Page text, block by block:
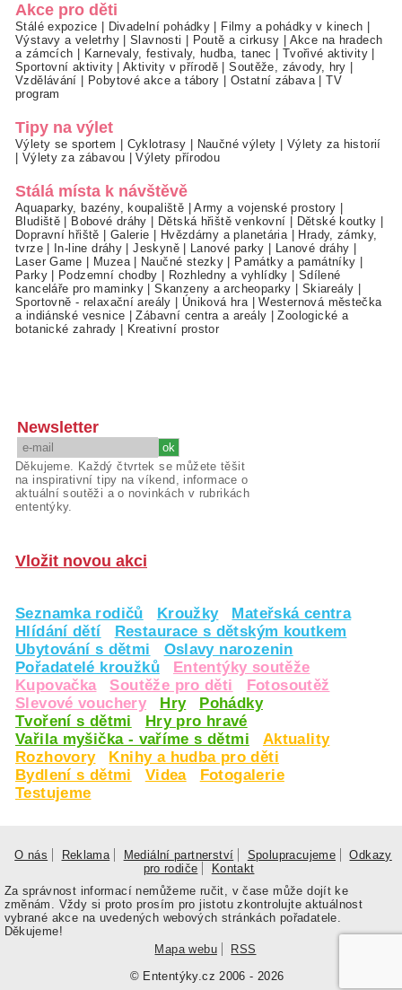
Akce pro děti
Stálé expozice Divadelní pohádky Filmy a pohádky v kinech
Výstavy a veletrhy|Slavnosti Poutě a cirkusy
Akce na hradech
a zámcích
Karnevaly, festivaly, hudba, tanec Tvořivé aktivity
Sportovní aktivity|Aktivity v přírodě |Soutěže, závody, hry
Vzdělávání
Pobytové akce a tábory Ostatní zábava|TV
program
Tipy na výlet
Výlety se sportem Cyklotrasy Naučné výlety
Výlety za historií
Výlety za zábavou |Výlety přírodou
Stálá místa k návštěvě
Aquaparky, bazény, koupaliště |Army a vojenské prostory
Bludiště
Bobové dráhy Dětská hřiště venkovní Dětské koutky
Dopravní hřiště
Galerie Hvězdárny a planetária|
Hrady, zámky,
tvrze| In-line dráhy |Jeskyně| Lanové parky Lanové dráhy
Laser Game
Muzea| Naučné stezky Památky a památníky
Parky| Podzemní chodby Rozhledny a vyhlídky
Sdílené
kanceláře pro maminky |Skanzeny a archeoparky Skiareály
Sportovně - relaxační areály
Úniková hra|Westernová městečka
a indiánské vesnice |Zábavní centra a areály |Zoologické a
botanické zahrady
Kreativní prostor
Newsletter
Děkujeme. Každý čtvrtek se můžete těšit
na inspirativní tipy na víkend, informace o
aktuální soutěži a o novinkách v rubrikách
ententýky.
Vložit novou akci
Seznamka rodičů Kroužky
Mateřská centra
Hlídání dětí
Restaurace s dětským koutkem
Ubytování s dětmi
Oslavy narozenin
Pořadatelé kroužků
Ententýky soutěže
Kupovačka
Soutěže pro děti
Fotosoutěž
Slevové vouchery
Hry
Pohádky
Tvoření s dětmi
Hry pro hravé
Vařila myšička - vaříme s dětmi
Aktuality
Rozhovory
Knihy a hudba pro děti
Bydlení s dětmi
Videa
Fotogalerie
Testujeme
O nás Reklama Mediální partnerství Spolupracujeme
Odkazy
pro rodiče
Kontakt
© Ententýky.cz 2006 - 2026
Za správnost informací nemůžeme ručit, v čase může dojít ke
změnám. Vždy si proto prosím pro jistotu zkontrolujte aktuálnost
vybrané akce na uvedených webových stránkách pořadatele.
Děkujeme!
Mapa webu
RSS